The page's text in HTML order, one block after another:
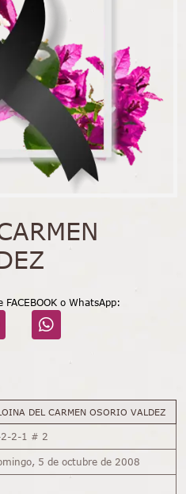
o WhatsApp:
DEL CARMEN OSORIO VALDEZ
2-2-1 # 2
5 de octubre de 2008